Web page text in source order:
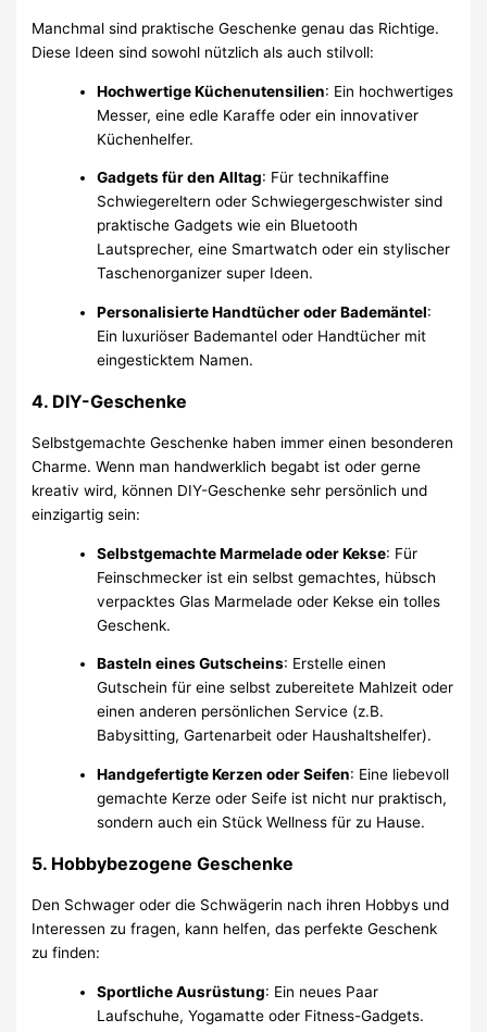
Manchmal sind praktische Geschenke genau das Richtige.
Diese Ideen sind sowohl nützlich als auch stilvoll:
Hochwertige Küchenutensilien: Ein hochwertiges
Messer, eine edle Karaffe oder ein innovativer
Küchenhelfer.
Gadgets für den Alltag: Für technikaffine
Schwiegereltern oder Schwiegergeschwister sind
praktische Gadgets wie ein Bluetooth
Lautsprecher, eine Smartwatch oder ein stylischer
Taschenorganizer super Ideen.
Personalisierte Handtücher oder Bademäntel:
Ein luxuriöser Bademantel oder Handtücher mit
eingesticktem Namen.
4. DIY-Geschenke
Selbstgemachte Geschenke haben immer einen besonderen
Charme. Wenn man handwerklich begabt ist oder gerne
kreativ wird, können DIY-Geschenke sehr persönlich und
einzigartig sein:
Selbstgemachte Marmelade oder Kekse: Für
Feinschmecker ist ein selbst gemachtes, hübsch
verpacktes Glas Marmelade oder Kekse ein tolles
Geschenk.
Basteln eines Gutscheins: Erstelle einen
Gutschein für eine selbst zubereitete Mahlzeit oder
einen anderen persönlichen Service (z.B.
Babysitting, Gartenarbeit oder Haushaltshelfer).
Handgefertigte Kerzen oder Seifen: Eine liebevoll
gemachte Kerze oder Seife ist nicht nur praktisch,
sondern auch ein Stück Wellness für zu Hause.
5. Hobbybezogene Geschenke
Den Schwager oder die Schwägerin nach ihren Hobbys und
Interessen zu fragen, kann helfen, das perfekte Geschenk
zu finden:
Sportliche Ausrüstung: Ein neues Paar
Laufschuhe, Yogamatte oder Fitness-Gadgets.